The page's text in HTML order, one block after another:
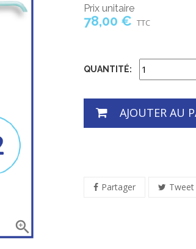

Prix unitaire
78,00 € TTC
QUANTITÉ:
AJOUTER AU
Partager Tweet